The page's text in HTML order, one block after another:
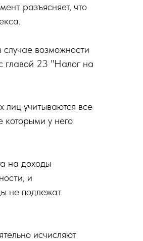
разъясняет, что
возможности
главой 23 "Налог на
лиц учитываются все
у него
на доходы
и
не подлежат
исчисляют